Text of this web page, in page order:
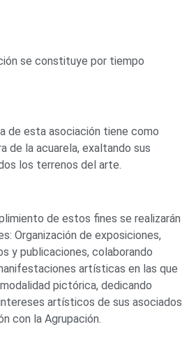
se constituye por tiempo
de esta asociación tiene como
de la acuarela, exaltando sus
los terrenos del arte.
de estos fines se realizarán
Organización de exposiciones,
y publicaciones, colaborando
artísticas en las que
pictórica, dedicando
artísticos de sus asociados
con la Agrupación.